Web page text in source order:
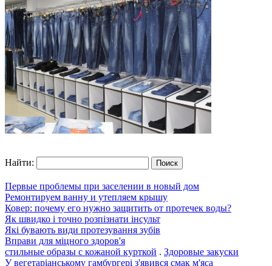
Найти:
Первые проблемы при заселении в новый дом
Ремонтируем ванну и утепляем крышу
Ковер: почему его нужно защитить от протечек воды?
Як швидко і точно розпізнати інсульт
Які бувають види протезування зубів
Вправи для міцного здоров'я
стильные образы с кожаной курткой . Здоровые закуски
У вегетаріанському гамбургері з'явився смак м'яса